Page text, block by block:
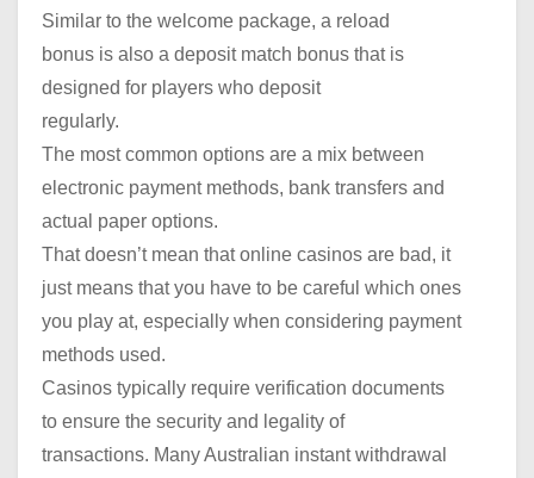
Similar to the welcome package, a reload
bonus is also a deposit match bonus that is
designed for players who deposit
regularly.
The most common options are a mix between
electronic payment methods, bank transfers and
actual paper options.
That doesn’t mean that online casinos are bad, it
just means that you have to be careful which ones
you play at, especially when considering payment
methods used.
Casinos typically require verification documents
to ensure the security and legality of
transactions. Many Australian instant withdrawal